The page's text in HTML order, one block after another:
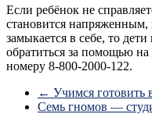
Если ребёнок не
становится напряженным,
замыкается в себе, то
обратиться за помощью
номеру 8-800-2000-122.
← Учимся готовить
Семь гномов —